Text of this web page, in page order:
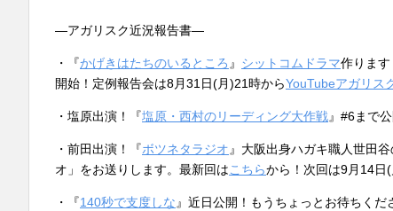
―アガリスク近況報告書―
・『かげきはたちのいるところ』 シットコムドラマ作ります
開始！定例報告会は8月31日(月)21時からYouTubeアガリス
・塩原出演！『塩原・西村のリーディング大作戦』#6まで公
・前田出演！『ボツネタラジオ』大阪出身ハガキ職人世田
オ」をお送りします。最新回はこちらから！次回は9月14日
・『140秒で支度しな』近日公開！もうちょっとお待ちくだ